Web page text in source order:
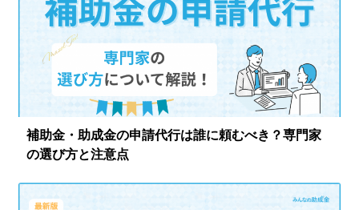
専門家一覧
ダウンロード
会員登録
補助金・助成金の申請代行は誰に頼むべき？専門家
の選び方と注意点